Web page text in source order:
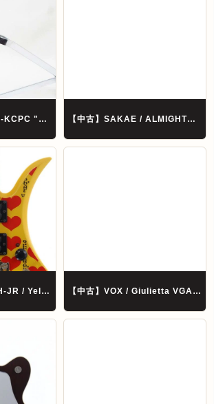
【中古】Pearl / EM-KCPC "KICK PAD ASSEMBLY"【横浜店】 【中古】SAKAE / ALMIGHTY MAPLE 10/12/13/14/16 5pcs サカエ オールマイティメイプル 【池袋店】
【中古】Burny / YH-JR / Yellow Heart Jr. Heart Yellow 【心斎橋店】 【中古】VOX / Giulietta VGA-5TPS Pearl White 【心斎橋店】